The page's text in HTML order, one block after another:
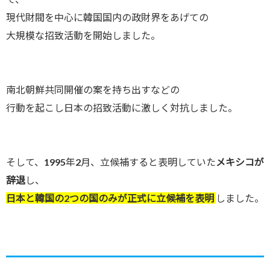
現代財閥を中心に韓国国内の政財界をあげての
大規模な招致活動を開始しました。
南北朝鮮共同開催の案を持ち出すなどの
行動を起こし日本の招致活動に激しく対抗しました。
そして、1995年2月、立候補すると表明していたメキシコが
辞退し、
日本と韓国の2つの国のみが正式に立候補を表明 しました。